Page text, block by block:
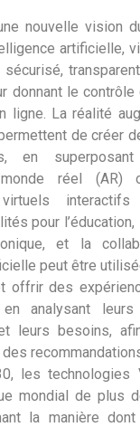
nouvelle vision
artificielle,
donnant le
ligne. La réalité
de créer
en
monde réel (AR)
virtuels
pour
et la
peut être
offrir des
analysant
leurs besoins,
les technologies
mondial de plus
la manière